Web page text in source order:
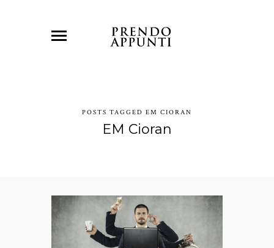
POSTS TAGGED EM CIORAN
EM Cioran